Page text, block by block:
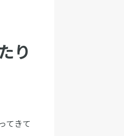
り
てきて